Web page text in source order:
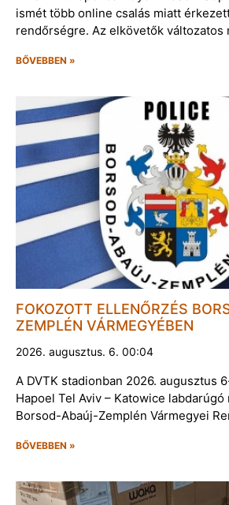
ismét több online csalás miatt
rendőrségre. Az elkövetők változatos
BŐVEBBEN »
FOKOZOTT ELLENŐRZÉS
ZEMPLÉN VÁRMEGYÉBEN
2026. augusztus. 6. 00:04
A DVTK stadionban 2026. augusztus
Hapoel Tel Aviv – Katowice
Borsod-Abaúj-Zemplén Vármegyei
BŐVEBBEN »